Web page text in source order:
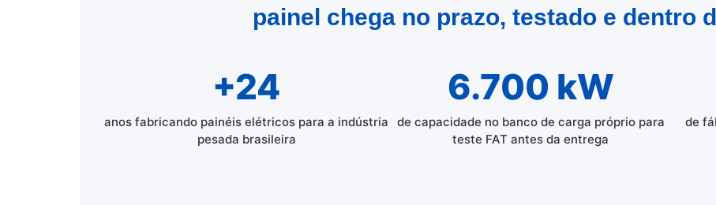
painel chega no prazo, testado e dentro
+24
anos fabricando painéis elétricos para a indústria
pesada brasileira
6.700 kW
de capacidade no banco de carga próprio para
teste FAT antes da entrega
de